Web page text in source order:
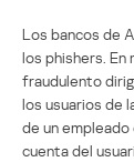
Los bancos de
los phishers. En
fraudulento
los usuarios de
de un empleado
cuenta del